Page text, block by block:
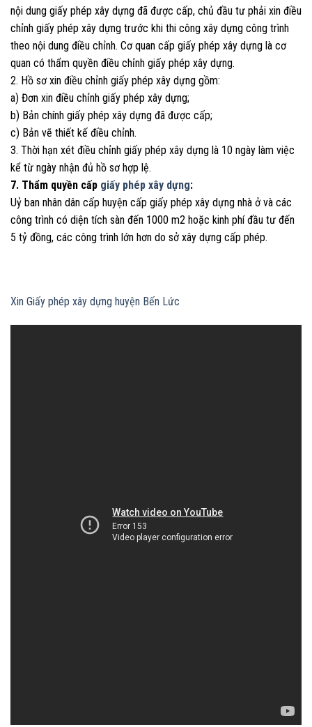
nội dung giấy phép xây dựng đã được cấp, chủ đầu tư phải xin điều
chỉnh giấy phép xây dựng trước khi thi công xây dựng công trình
theo nội dung điều chỉnh. Cơ quan cấp giấy phép xây dựng là cơ
quan có thẩm quyền điều chỉnh giấy phép xây dựng.
2. Hồ sơ xin điều chỉnh giấy phép xây dựng gồm:
a) Đơn xin điều chỉnh giấy phép xây dựng;
b) Bản chính giấy phép xây dựng đã được cấp;
c) Bản vẽ thiết kế điều chỉnh.
3. Thời hạn xét điều chỉnh giấy phép xây dựng là 10 ngày làm việc
kể từ ngày nhận đủ hồ sơ hợp lệ.
7. Thẩm quyền cấp giấy phép xây dựng:
Uỷ ban nhân dân cấp huyện cấp giấy phép xây dựng nhà ở và các
công trình có diện tích sàn đến 1000 m2 hoặc kinh phí đầu tư đến
5 tỷ đồng, các công trình lớn hơn do sở xây dựng cấp phép.
Xin Giấy phép xây dựng huyện Bến Lức